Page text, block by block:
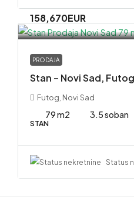
158,670EUR
PRODAJA
Stan – Novi Sad,
Futog, Novi Sad
79 m2 3.5 soban
STAN
Status